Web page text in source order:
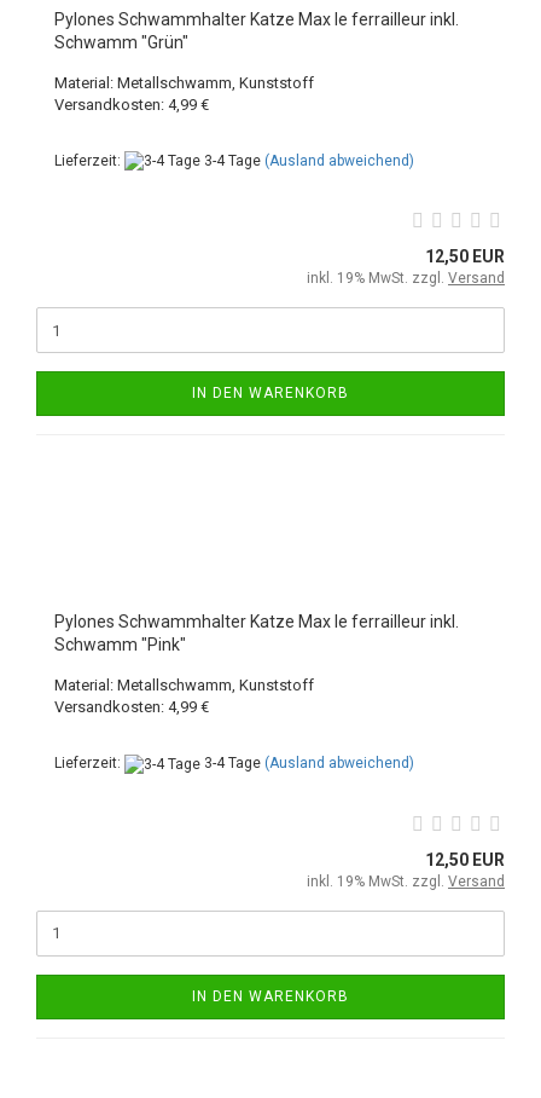
Pylones Schwammhalter Katze Max le ferrailleur inkl.
Schwamm "Grün"
Material: Metallschwamm, Kunststoff
Versandkosten: 4,99 €
Lieferzeit: 3-4 Tage (Ausland abweichend)
12,50 EUR
inkl. 19% MwSt. zzgl. Versand
IN DEN WARENKORB
Pylones Schwammhalter Katze Max le ferrailleur inkl.
Schwamm "Pink"
Material: Metallschwamm, Kunststoff
Versandkosten: 4,99 €
Lieferzeit: 3-4 Tage (Ausland abweichend)
12,50 EUR
inkl. 19% MwSt. zzgl. Versand
IN DEN WARENKORB